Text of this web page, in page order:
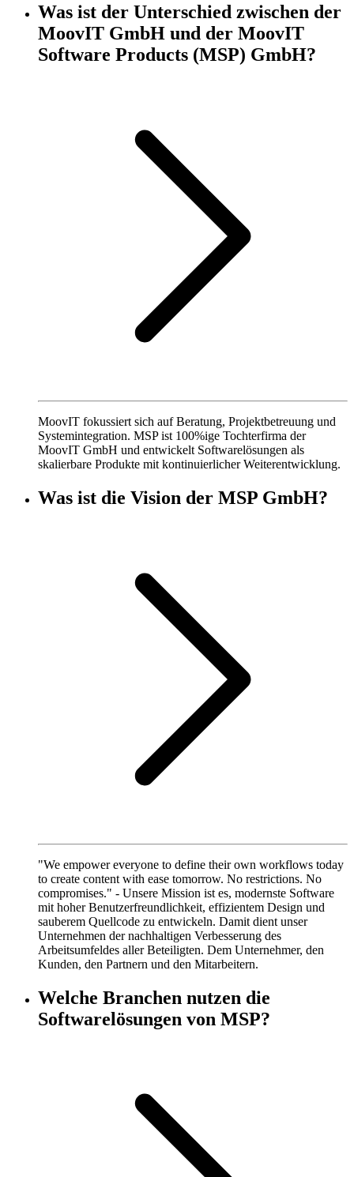
Was ist der Unterschied zwischen der
MoovIT GmbH und der MoovIT
Software Products (MSP) GmbH?
MoovIT fokussiert sich auf Beratung, Projektbetreuung und
Systemintegration. MSP ist 100%ige Tochterfirma der
MoovIT GmbH und entwickelt Softwarelösungen als
skalierbare Produkte mit kontinuierlicher Weiterentwicklung.
Was ist die Vision der MSP GmbH?
"We empower everyone to define their own workflows today
to create content with ease tomorrow. No restrictions. No
compromises." - Unsere Mission ist es, modernste Software
mit hoher Benutzerfreundlichkeit, effizientem Design und
sauberem Quellcode zu entwickeln. Damit dient unser
Unternehmen der nachhaltigen Verbesserung des
Arbeitsumfeldes aller Beteiligten. Dem Unternehmer, den
Kunden, den Partnern und den Mitarbeitern.
Welche Branchen nutzen die
Softwarelösungen von MSP?